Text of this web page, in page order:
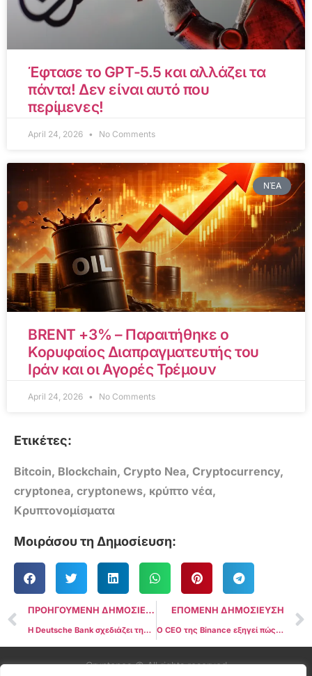
Έφτασε το GPT-5.5 και αλλάζει τα
πάντα! Δεν είναι αυτό που
περίμενες!
April 24, 2026 No Comments
ΝΈΑ
BRENT +3% – Παραιτήθηκε ο
Κορυφαίος Διαπραγματευτής του
Ιράν και οι Αγορές Τρέμουν
April 24, 2026 No Comments
Ετικέτες:
Bitcoin, Blockchain, Crypto Nea, Cryptocurrency,
cryptonea, cryptonews, κρύπτο νέα,
Κρυπτονομίσματα
Μοιράσου τη Δημοσίευση:
ΠΡΟΗΓΟΥΜΕΝΗ ΔΗΜΟΣΙΕΥΣΗ
Η Deutsche Bank σχεδιάζει την έναρξη υπηρεσιών θεματοφυλακής κρυπτονομισμάτων το 2026
ΕΠΟΜΕΝΗ ΔΗΜΟΣΙΕΥΣΗ
Ο CEO της Binance εξηγεί πώς η φιλοσοφία ευτυχίας του Μπουτάν συνδέεται με τα κρυπτονομίσματα
Cryptonea © All rights reserved